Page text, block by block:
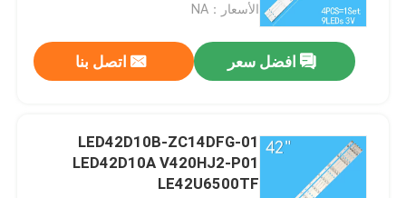
الأسعار：NA
افضل سعر اتصل بنا
LED42D10B-ZC14DFG-01
LED42D10A V420HJ2-P01
LE42U6500TF